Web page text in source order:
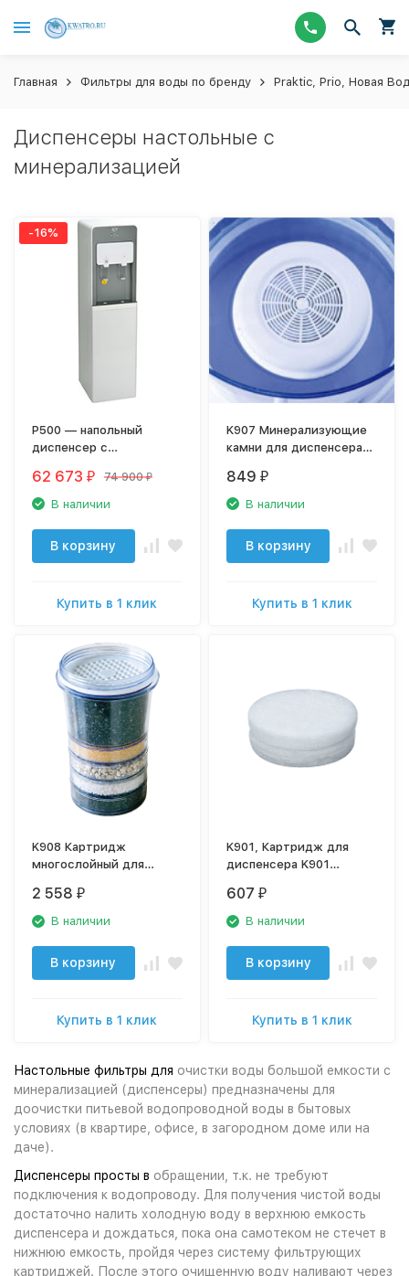
Главная Фильтры для воды по бренду Praktic, Prio, Новая
Диспенсеры настольные с
минерализацией
-16%
P500 — напольный
диспенсер с
обратного осмоса
62 673 ₽ 74 900 ₽
В наличии
В корзину
Купить в 1 клик
K907 Минерализующие
камни для диспенсера
849 ₽
В наличии
В корзину
Купить в 1 клик
K908 Картридж
многослойный для
Вода
2 558 ₽
В наличии
В корзину
Купить в 1 клик
K901, Картридж для
диспенсера K901
607 ₽
В наличии
В корзину
Купить в 1 клик
Настольные фильтры для очистки воды большой емкости с
минерализацией (диспенсеры) предназначены для
доочистки питьевой водопроводной воды в бытовых
условиях (в квартире, офисе, в загородном доме или на
даче).
Диспенсеры просты в обращении, т.к. не требуют
подключения к водопроводу. Для получения чистой воды
достаточно налить холодную воду в верхнюю емкость
диспенсера и дождаться, пока она самотеком не стечет в
нижнюю емкость, пройдя через систему фильтрующих
картриджей. После этого очищенную воду наливают через